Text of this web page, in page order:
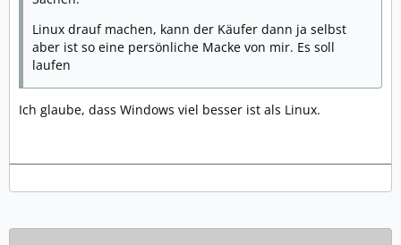
Linux drauf machen, kann der Käufer dann ja selbst
aber ist so eine persönliche Macke von mir. Es soll
laufen
Ich glaube, dass Windows viel besser ist als Linux.